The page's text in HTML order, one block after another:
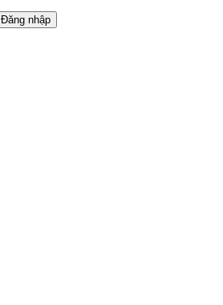
Đăng nhập